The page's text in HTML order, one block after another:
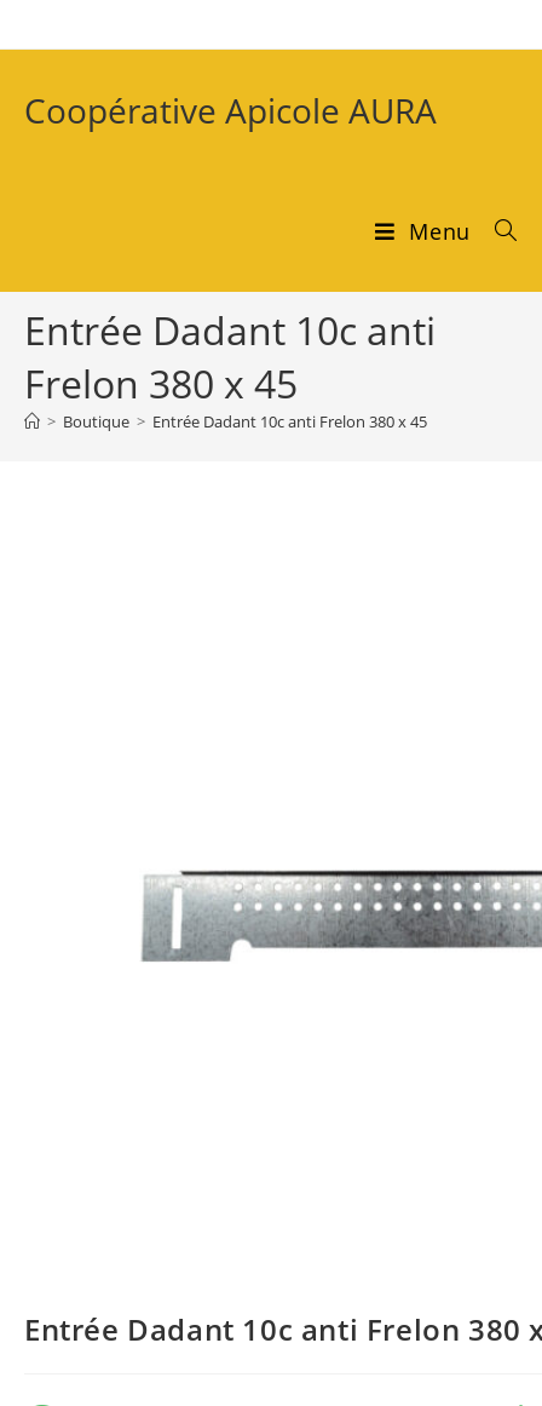
Coopérative Apicole AURA
Menu
Entrée Dadant 10c anti
Frelon 380 x 45
> Boutique > Entrée Dadant 10c anti Frelon 380 x 45
Entrée Dadant 10c anti Frelon 380